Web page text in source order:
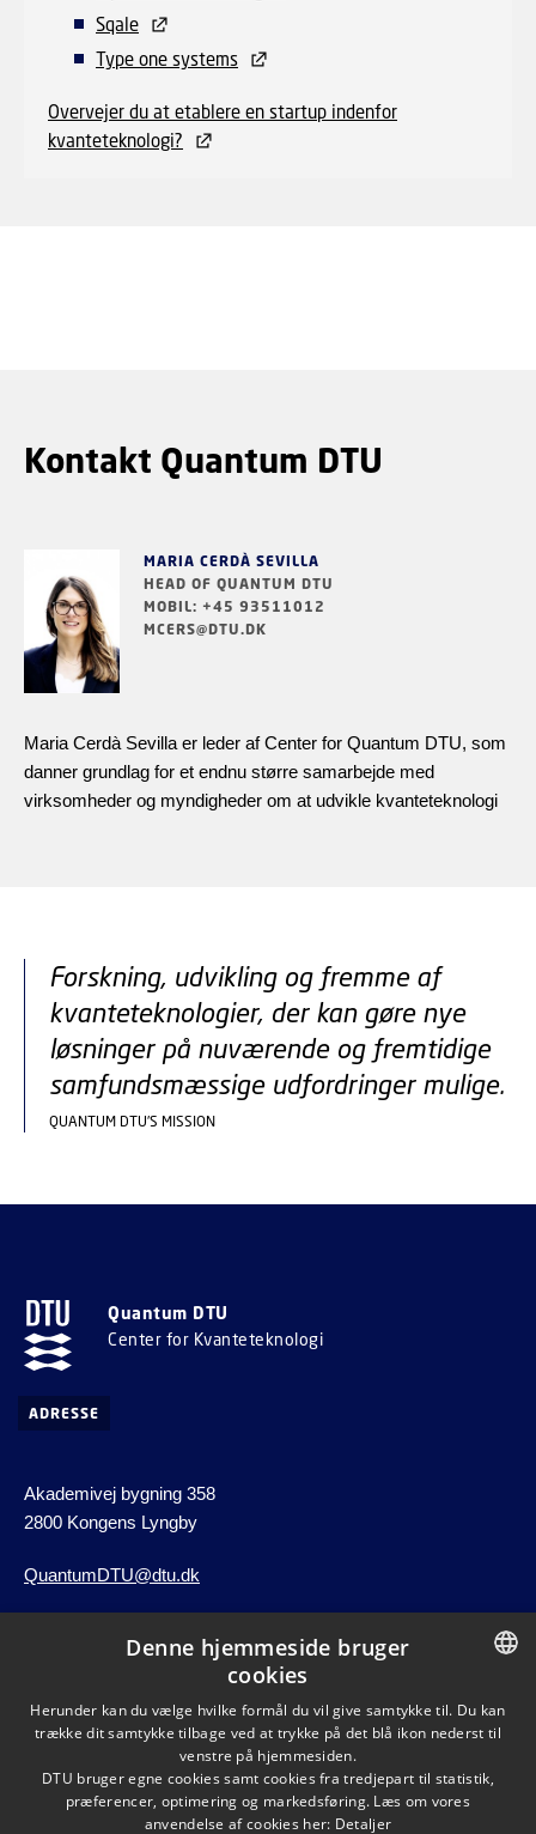
Sqale
Type one systems
Overvejer du at etablere en startup indenfor
kvanteteknologi?
Kontakt Quantum DTU
MARIA CERDÀ SEVILLA
HEAD OF QUANTUM DTU
MOBIL: +45 93511012
MCERS@DTU.DK
Maria Cerdà Sevilla er leder af Center for Quantum DTU, som
danner grundlag for et endnu større samarbejde med
virksomheder og myndigheder om at udvikle kvanteteknologi
Forskning, udvikling og fremme af
kvanteteknologier, der kan gøre nye
løsninger på nuværende og fremtidige
samfundsmæssige udfordringer mulige.
QUANTUM DTU'S MISSION
Quantum DTU
Center for Kvanteteknologi
ADRESSE
Akademivej bygning 358
2800 Kongens Lyngby
QuantumDTU@dtu.dk
Find vej
Insititutter og centre
DANISH
ENGLISH
Denne hjemmeside bruger
cookies
Herunder kan du vælge hvilke formål du vil give samtykke til. Du kan
trække dit samtykke tilbage ved at trykke på det blå ikon nederst til
venstre på hjemmesiden.
DTU bruger egne cookies samt cookies fra tredjepart til statistik,
præferencer, optimering og markedsføring. Læs om vores
anvendelse af cookies her: Detaljer